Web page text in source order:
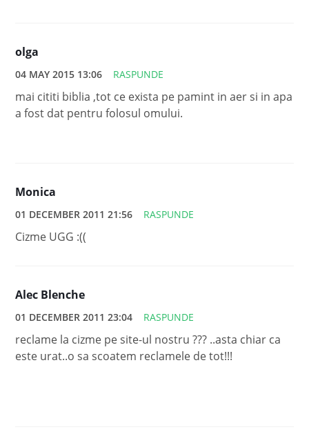
olga
04 MAY 2015 13:06 RASPUNDE
mai cititi biblia ,tot ce exista pe pamint in aer si in apa
a fost dat pentru folosul omului.
Monica
01 DECEMBER 2011 21:56 RASPUNDE
Cizme UGG :((
Alec Blenche
01 DECEMBER 2011 23:04 RASPUNDE
reclame la cizme pe site-ul nostru ??? ..asta chiar ca
este urat..o sa scoatem reclamele de tot!!!